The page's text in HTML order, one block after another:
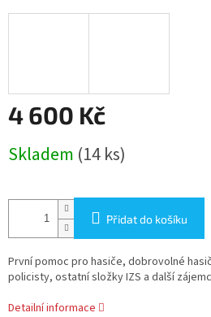
4 600 Kč
cena:
Skladem (14 ks)
Přidat do košíku
První pomoc pro hasiče, dobrovolné
policisty, ostatní složky IZS a další
Detailní informace